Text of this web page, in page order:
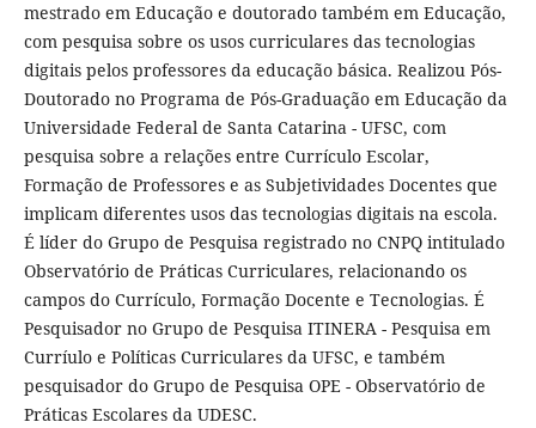
mestrado em Educação e doutorado também em Educação,
com pesquisa sobre os usos curriculares das tecnologias
digitais pelos professores da educação básica. Realizou Pós-
Doutorado no Programa de Pós-Graduação em Educação da
Universidade Federal de Santa Catarina - UFSC, com
pesquisa sobre a relações entre Currículo Escolar,
Formação de Professores e as Subjetividades Docentes que
implicam diferentes usos das tecnologias digitais na escola.
É líder do Grupo de Pesquisa registrado no CNPQ intitulado
Observatório de Práticas Curriculares, relacionando os
campos do Currículo, Formação Docente e Tecnologias. É
Pesquisador no Grupo de Pesquisa ITINERA - Pesquisa em
Curríulo e Políticas Curriculares da UFSC, e também
pesquisador do Grupo de Pesquisa OPE - Observatório de
Práticas Escolares da UDESC.